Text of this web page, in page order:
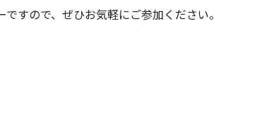
すので、ぜひお気軽にご参加ください。